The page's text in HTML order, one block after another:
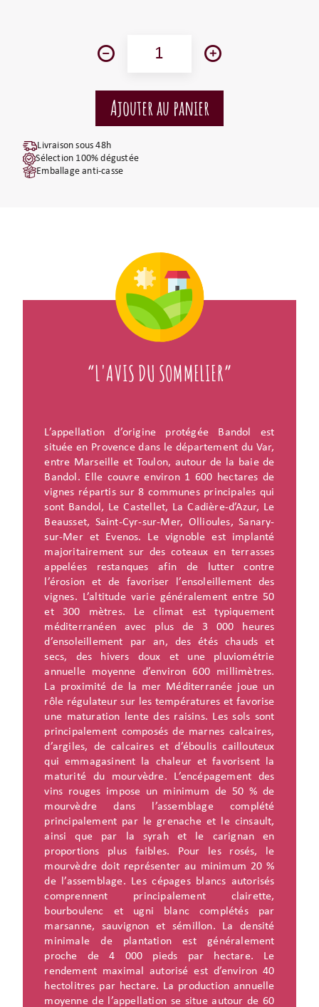
Livraison sous 48h
Sélection 100% dégustée
Emballage anti-casse
“L'AVIS DU SOMMELIER”
L’appellation d’origine protégée Bandol est
située en Provence dans le département du Var,
entre Marseille et Toulon, autour de la baie de
Bandol. Elle couvre environ 1 600 hectares de
vignes répartis sur 8 communes principales qui
sont Bandol, Le Castellet, La Cadière-d’Azur, Le
Beausset, Saint-Cyr-sur-Mer, Ollioules, Sanary-
sur-Mer et Evenos. Le vignoble est implanté
majoritairement sur des coteaux en terrasses
appelées restanques afin de lutter contre
l’érosion et de favoriser l’ensoleillement des
vignes. L’altitude varie généralement entre 50
et 300 mètres. Le climat est typiquement
méditerranéen avec plus de 3 000 heures
d’ensoleillement par an, des étés chauds et
secs, des hivers doux et une pluviométrie
annuelle moyenne d’environ 600 millimètres.
La proximité de la mer Méditerranée joue un
rôle régulateur sur les températures et favorise
une maturation lente des raisins. Les sols sont
principalement composés de marnes calcaires,
d’argiles, de calcaires et d’éboulis caillouteux
qui emmagasinent la chaleur et favorisent la
maturité du mourvèdre. L’encépagement des
vins rouges impose un minimum de 50 % de
mourvèdre dans l’assemblage complété
principalement par le grenache et le cinsault,
ainsi que par la syrah et le carignan en
proportions plus faibles. Pour les rosés, le
mourvèdre doit représenter au minimum 20 %
de l’assemblage. Les cépages blancs autorisés
comprennent principalement clairette,
bourboulenc et ugni blanc complétés par
marsanne, sauvignon et sémillon. La densité
minimale de plantation est généralement
proche de 4 000 pieds par hectare. Le
rendement maximal autorisé est d’environ 40
hectolitres par hectare. La production annuelle
moyenne de l’appellation se situe autour de 60